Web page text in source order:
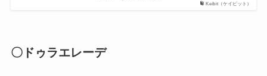
Keibit（ケイビット）
〇ドゥラエレーデ